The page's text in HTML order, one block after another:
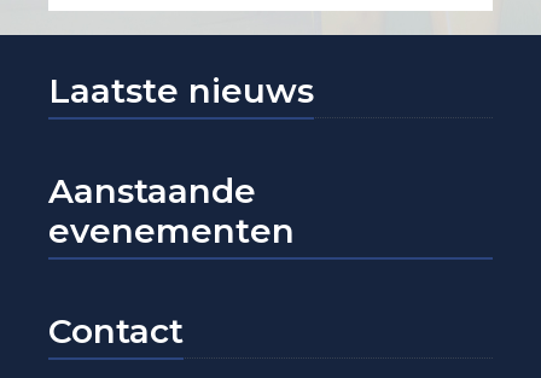
Laatste nieuws
Aanstaande
evenementen
Contact